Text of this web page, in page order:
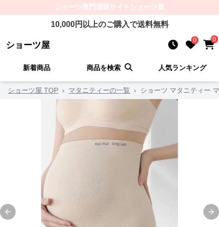
ショーツ専門通販サイト ショーツ屋
10,000円以上のご購入で送料無料
ショーツ屋 0 0
新着商品 商品を検索 人気ランキング
ショーツ屋 TOP › マタニティーの一覧 › ショーツ マタニティー
Previous slide